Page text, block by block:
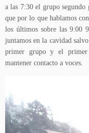
a las 7:30 el grupo
que por lo que hablamos
los últimos sobre las 9:00
juntamos en la cavidad
primer grupo y el primer
mantener contacto a voces.